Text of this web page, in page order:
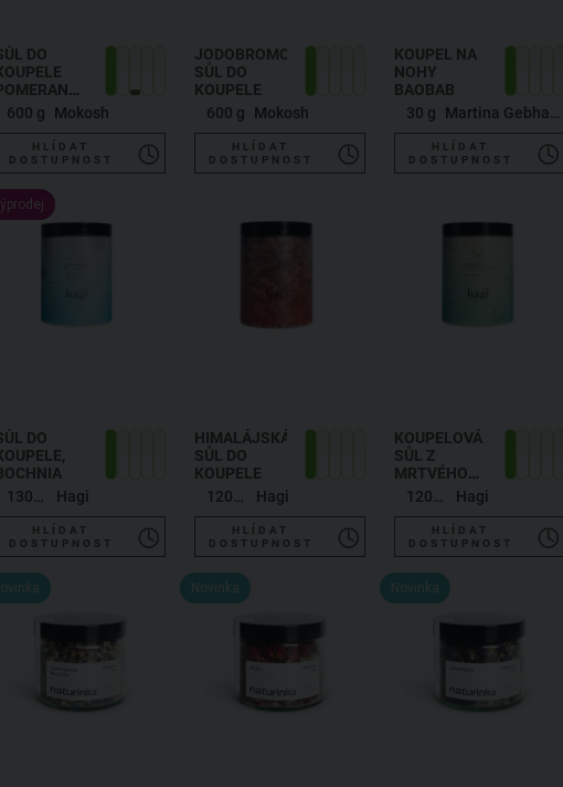
DO
SKOŘICE
600 g Mokosh
HLÍDAT
DOSTUPNOST
JODOBROMOVÁ
SŮL DO
KOUPELE
600 g
Mokosh
HLÍDAT
DOSTUPNOST
KOUPEL NA
NOHY
BAOBAB
30 g
Martina Gebhardt
HLÍDAT
DOSTUPNOST
DO
1300 g
Hagi
HLÍDAT
DOSTUPNOST
HIMALÁJSKÁ
SŮL DO
KOUPELE
1200 g
Hagi
HLÍDAT
DOSTUPNOST
KOUPELOVÁ
SŮL Z
MRTVÉHO
MOŘE1200 g Hagi
HLÍDAT
DOSTUPNOST
Novinka Novinka